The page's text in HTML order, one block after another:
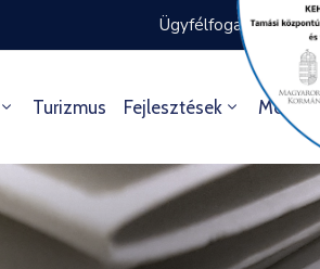
Ügyfélfogadás rendje
Turizmus Fejlesztések Média